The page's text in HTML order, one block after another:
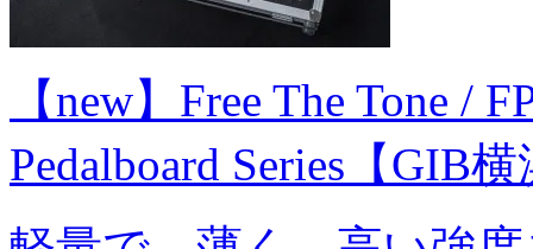
【new】Free The Tone /
Pedalboard Series【GIB